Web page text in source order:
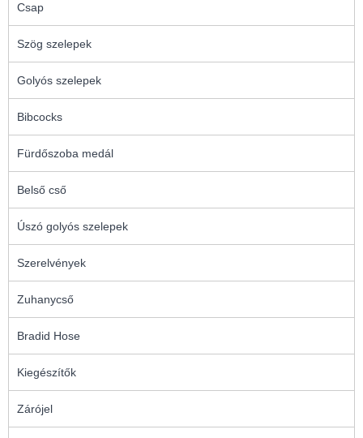
Csap
Szög szelepek
Golyós szelepek
Bibcocks
Fürdőszoba medál
Belső cső
Úszó golyós szelepek
Szerelvények
Zuhanycső
Bradid Hose
Kiegészítők
Zárójel